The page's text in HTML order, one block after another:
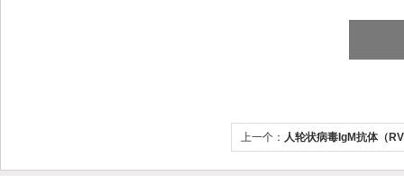
上一个： 人轮状病毒IgM抗体（